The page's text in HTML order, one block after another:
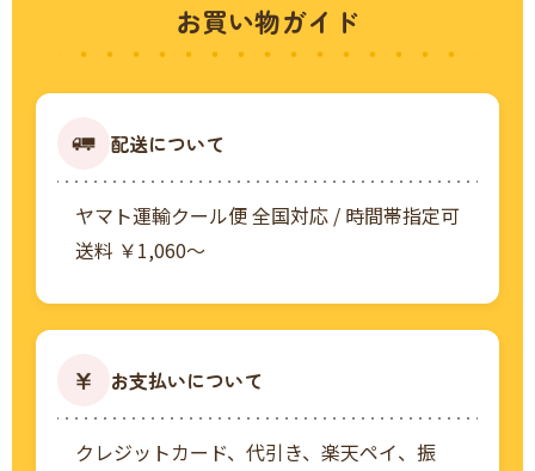
お買い物ガイド
配送について
ヤマト運輸クール便 全国対応 / 時間帯指定可
送料 ￥1,060〜
お支払いについて
クレジットカード、代引き、楽天ペイ、振